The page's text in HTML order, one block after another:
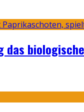
das